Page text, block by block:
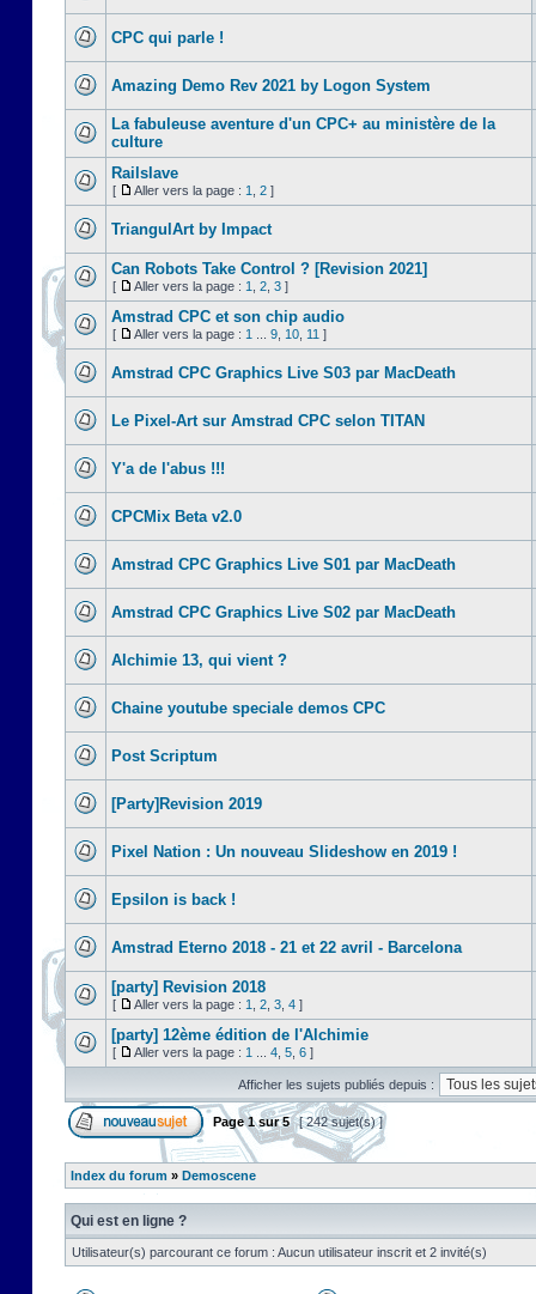
CPC qui parle !
Amazing Demo Rev 2021 by Logon System
La fabuleuse aventure d'un CPC+ au ministère de la
culture
Railslave
[ Aller vers la page : 1 2 ]
TriangulArt by Impact
Can Robots Take Control ? [Revision 2021]
[ Aller vers la page : 1 2 3 ]
Amstrad CPC et son chip audio
[ Aller vers la page : 1 9 10 11 ]
Amstrad CPC Graphics Live S03 par MacDeath
Le Pixel-Art sur Amstrad CPC selon TITAN
Y'a de l'abus !!!
CPCMix Beta v2.0
Amstrad CPC Graphics Live S01 par MacDeath
Amstrad CPC Graphics Live S02 par MacDeath
Alchimie 13, qui vient ?
Chaine youtube speciale demos CPC
Post Scriptum
[Party]Revision 2019
Pixel Nation : Un nouveau Slideshow en 2019 !
Epsilon is back !
Amstrad Eterno 2018 - 21 et 22 avril - Barcelona
[party] Revision 2018
[ Aller vers la page : 1 2 3 4 ]
[party] 12ème édition de l'Alchimie
[ Aller vers la page : 1 4 5 6 ]
Afficher les sujets publiés depuis :
Page1sur5 [ 242 sujet(s) ]
Index du forum » Demoscene
Qui est en ligne ?
Utilisateur(s) parcourant ce forum : Aucun utilisateur inscrit et 2 invité(s)